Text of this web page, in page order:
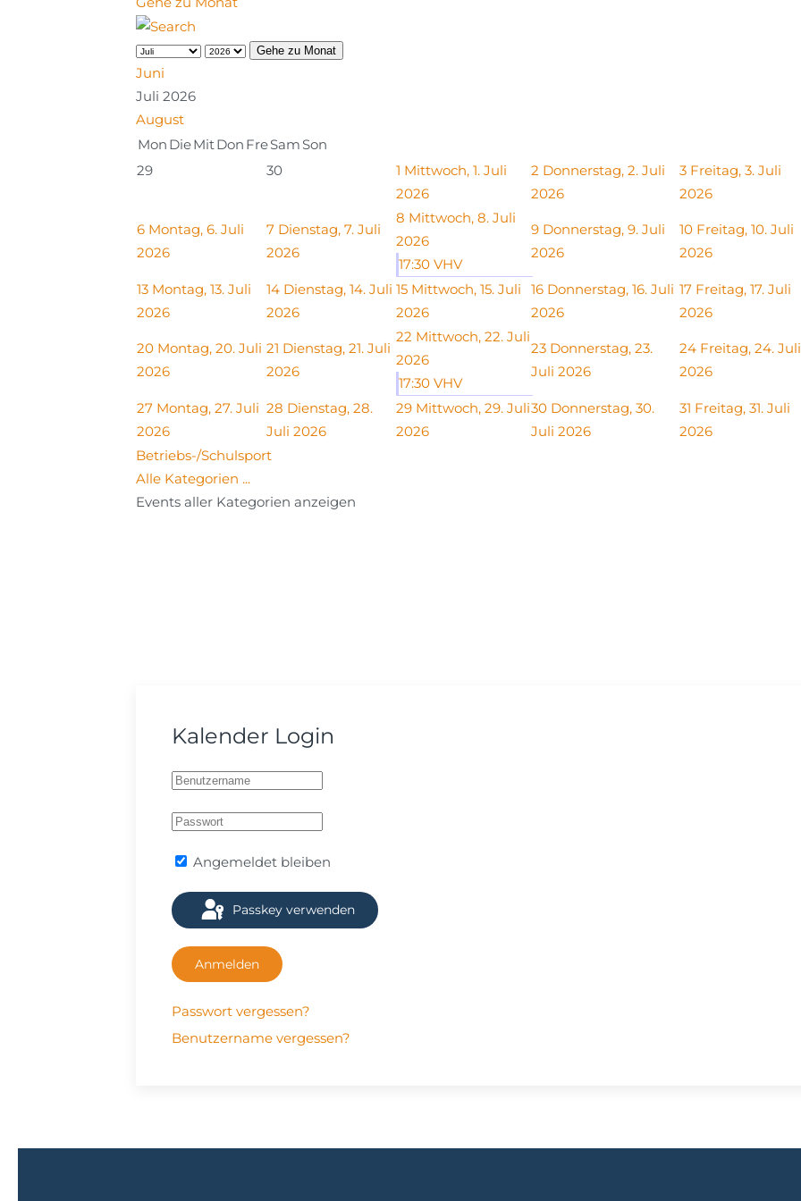
Gehe zu Monat
Juni
Juli 2026
August
Mon DieMitDon FreSam Son
29
30 1 Mittwoch, 1. Juli
2026
2 Donnerstag, 2. Juli
2026
3 Freitag, 3. Juli
2026
6 Montag, 6. Juli
2026
7 Dienstag, 7. Juli
2026
8 Mittwoch, 8. Juli
2026
17:30 VHV
9 Donnerstag, 9. Juli
2026
10 Freitag, 10. Juli
2026
13 Montag, 13. Juli
2026
14 Dienstag, 14. Juli
2026
15 Mittwoch, 15. Juli
2026
16 Donnerstag, 16. Juli
2026
17 Freitag, 17. Juli
2026
20 Montag, 20. Juli
2026
21 Dienstag, 21. Juli
2026
22 Mittwoch, 22. Juli
2026
17:30 VHV
23 Donnerstag, 23.
Juli 2026
24 Freitag, 24. Juli
2026
27 Montag, 27. Juli
2026
28 Dienstag, 28.
Juli 2026
29 Mittwoch, 29. Juli
2026
30 Donnerstag, 30.
Juli 2026
31 Freitag, 31. Juli
2026
Betriebs-/Schulsport
Alle Kategorien ...
Events aller Kategorien anzeigen
Kalender Login
Angemeldet bleiben
Passkey verwenden
Anmelden
Passwort vergessen?
Benutzername vergessen?